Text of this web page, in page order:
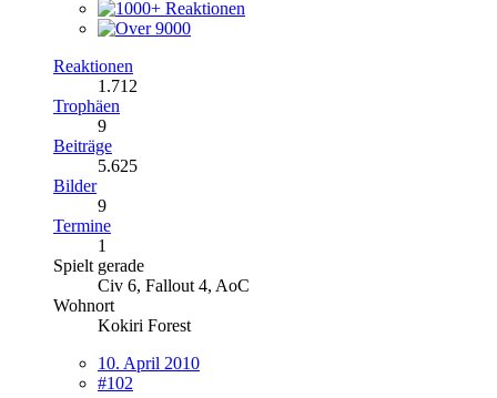
Reaktionen
1.712
Trophäen
9
Beiträge
5.625
Bilder
9
Termine
1
Spielt gerade
Civ 6, Fallout 4, AoC
Wohnort
Kokiri Forest
10. April 2010
#102